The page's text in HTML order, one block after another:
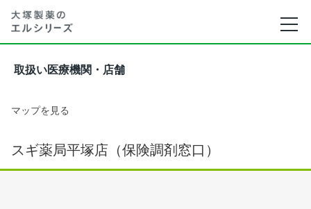
取扱い医療機関・店舗
マップを見る
スギ薬局平塚店（保険調剤窓口）